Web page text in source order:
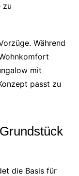
zu
Während
mit
passt zu
die Basis für